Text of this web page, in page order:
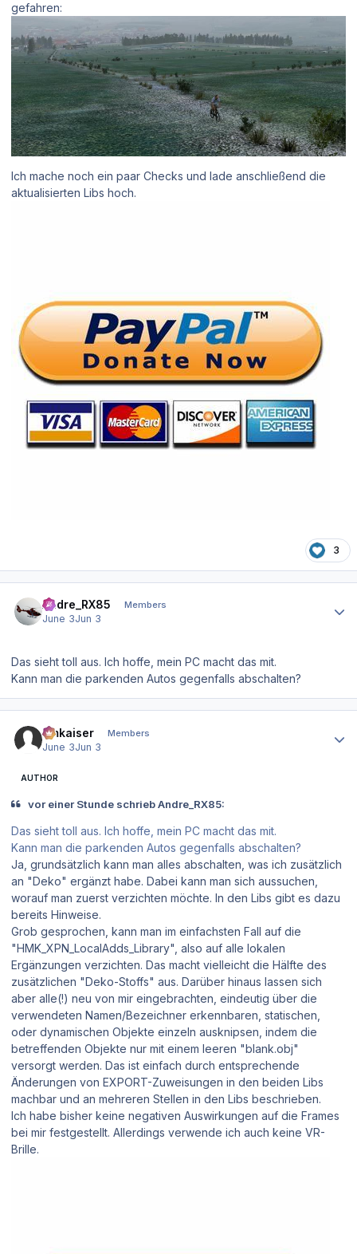
gefahren:
Ich mache noch ein paar Checks und lade anschließend die
aktualisierten Libs hoch.
3
Andre_RX85 Members
June 3Jun 3
Das sieht toll aus. Ich hoffe, mein PC macht das mit.
Kann man die parkenden Autos gegenfalls abschalten?
hmkaiser Members
June 3Jun 3
AUTHOR
vor einer Stunde schrieb Andre_RX85:
Das sieht toll aus. Ich hoffe, mein PC macht das mit.
Kann man die parkenden Autos gegenfalls abschalten?
Ja, grundsätzlich kann man alles abschalten, was ich zusätzlich
an "Deko" ergänzt habe. Dabei kann man sich aussuchen,
worauf man zuerst verzichten möchte. In den Libs gibt es dazu
bereits Hinweise.
Grob gesprochen, kann man im einfachsten Fall auf die
"HMK_XPN_LocalAdds_Library", also auf alle lokalen
Ergänzungen verzichten. Das macht vielleicht die Hälfte des
zusätzlichen "Deko-Stoffs" aus. Darüber hinaus lassen sich
aber alle(!) neu von mir eingebrachten, eindeutig über die
verwendeten Namen/Bezeichner erkennbaren, statischen,
oder dynamischen Objekte einzeln ausknipsen, indem die
betreffenden Objekte nur mit einem leeren "blank.obj"
versorgt werden. Das ist einfach durch entsprechende
Änderungen von EXPORT-Zuweisungen in den beiden Libs
machbar und an mehreren Stellen in den Libs beschrieben.
Ich habe bisher keine negativen Auswirkungen auf die Frames
bei mir festgestellt. Allerdings verwende ich auch keine VR-
Brille.